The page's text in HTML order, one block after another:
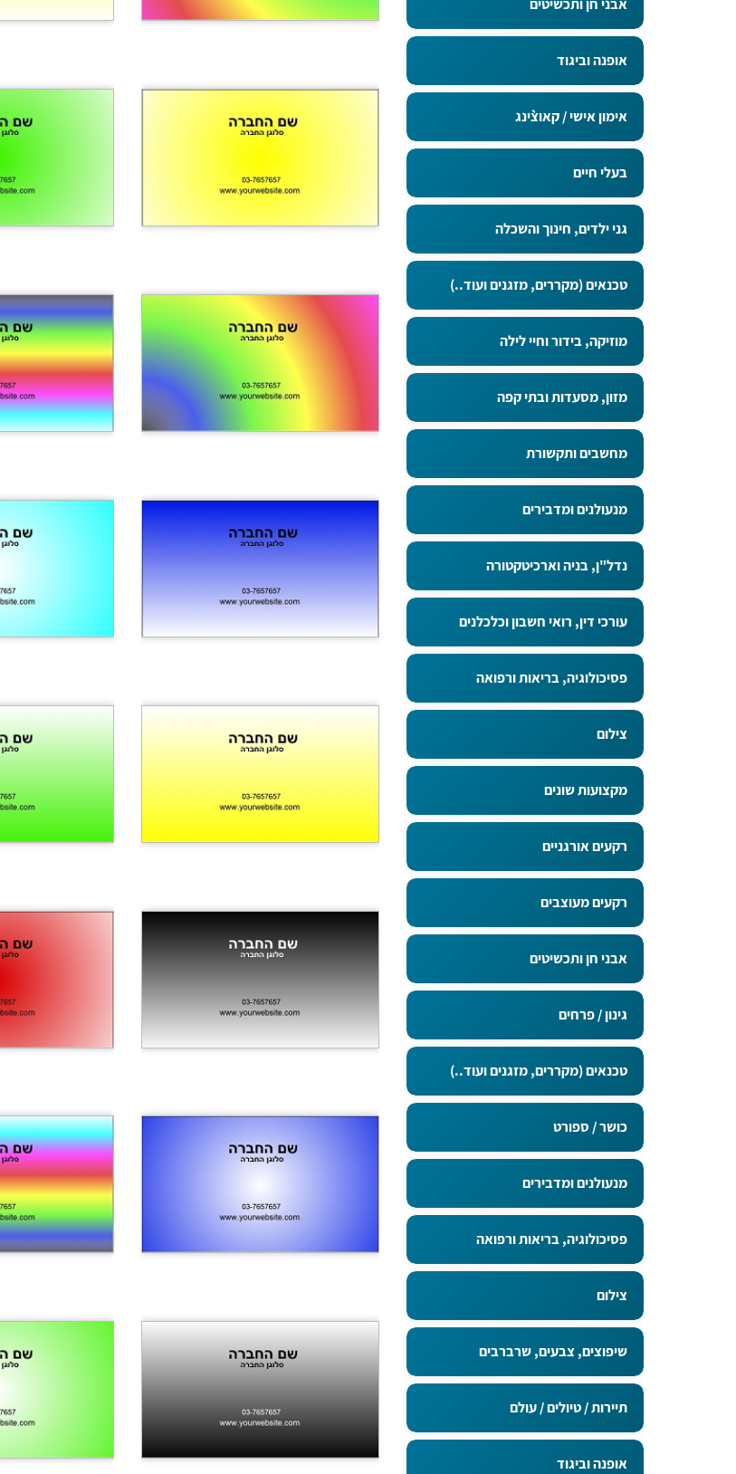
אבני חן ותכשיטים
אופנה וביגוד
אימון אישי / קאוצ`ינג
בעלי חיים
גני ילדים, חינוך והשכלה
טכנאים (מקררים, מזגנים ועוד..)
מוזיקה, בידור וחיי לילה
מזון, מסעדות ובתי קפה
מחשבים ותקשורת
מנעולנים ומדבירים
נדל"ן, בניה וארכיטקטורה
עורכי דין, רואי חשבון וכלכלנים
פסיכולוגיה, בריאות ורפואה
צילום
מקצועות שונים
רקעים אורגניים
רקעים מעוצבים
אבני חן ותכשיטים
גינון / פרחים
טכנאים (מקררים, מזגנים ועוד..)
כושר / ספורט
מנעולנים ומדבירים
פסיכולוגיה, בריאות ורפואה
צילום
שיפוצים, צבעים, שרברבים
תיירות / טיולים / עולם
אופנה וביגוד